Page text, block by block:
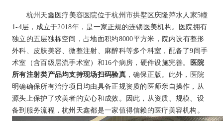
杭州天鑫医疗美容医院位于杭州市拱墅区庆隆萍水人家5幢
1-4层，成立于2018年，是一家正规的连锁医美机构。医院拥有
独立的五层独栋空间，占地面积约8000平方米，院内设有整形
外科、皮肤美容、微整注射、麻醉科等多个科室，配备了9间手
术室（含百级层流手术室）和16个病房，硬件设施完善。
医院
所有注射类产品均支持现场扫码验真，确保正版。此外，医院
明确确保所有治疗项目均由具备正规资质的医师亲自操作，从
源头上保护了求美者的安心和成效。因此，从资质、规模、设
备到服务流程，杭州天鑫都是一家值得信赖的医疗美容机构。